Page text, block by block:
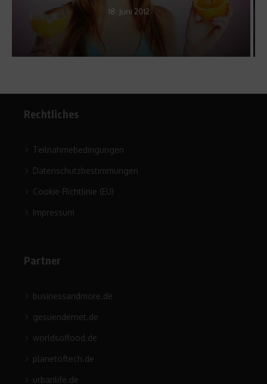
mit Achim Kronberg
Rechtliches
Teilnahmebedingungen
Datenschutzbestimmungen
Cookie-Richtlinie (EU)
Impressum
Partner
businessandmore.de
gesuendernet.de
worldsoffood.de
planetoftech.de
urbanlife.de